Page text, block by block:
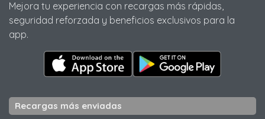
Mejora tu experiencia con recargas más rápidas,
seguridad reforzada y beneficios exclusivos para la
app.
Recargas más enviadas